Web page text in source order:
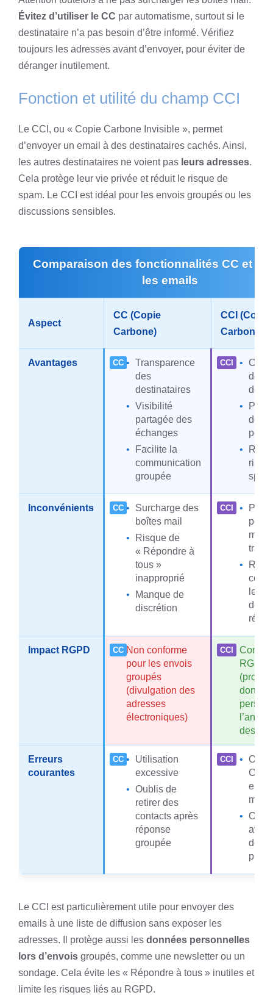
Évitez d’utiliser le CC par automatisme, surtout si le
destinataire n’a pas besoin d’être informé. Vérifiez
toujours les adresses avant d’envoyer, pour éviter de
déranger inutilement.
Fonction et utilité du champ CCI
Le CCI, ou « Copie Carbone Invisible », permet
d’envoyer un email à des destinataires cachés. Ainsi,
les autres destinataires ne voient pas leurs adresses.
Cela protège leur vie privée et réduit le risque de
spam. Le CCI est idéal pour les envois groupés ou les
discussions sensibles.
Comparaison des fonctionnalités CC et
les emails
Aspect
CC (Copie
Carbone)
CCI (Copie
Carbone
Avantages
Transparence
des
destinataires
Visibilité
partagée des
échanges
Facilite la
communication
groupée
des
spam
Inconvénients
Surcharge des
boîtes mail
Risque de
« Répondre à
tous »
inapproprié
Manque de
discrétion
les
réels
Impact RGPD
Non conforme
pour les envois
groupés
(divulgation des
adresses
électroniques)
RGPD
Erreurs
courantes
Utilisation
excessive
Oublis de
retirer des
contacts après
réponse
groupée
Oubli
CCI
avec
Le CCI est particulièrement utile pour envoyer des
emails à une liste de diffusion sans exposer les
adresses. Il protège aussi les données personnelles
lors d’envois groupés, comme une newsletter ou un
sondage. Cela évite les « Répondre à tous » inutiles et
limite les risques liés au RGPD.